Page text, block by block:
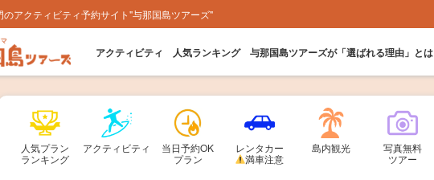
のアクティビティ予約サイト"与那国島ツアーズ"
アクティビティ 人気ランキング 与那国島ツアーズが「選ばれる理由」とは
人気プラン
ランキング
アクティビティ
当日予約OK
プラン
レンタカー
満車注意
島内観光
写真無料
ツアー